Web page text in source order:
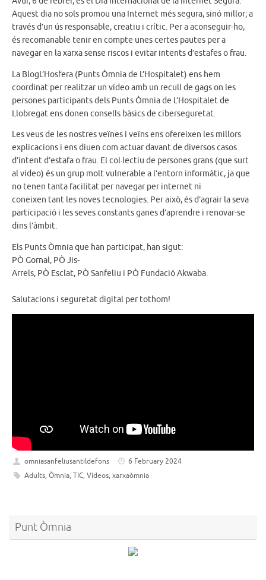
Aquest dia no sols promou una Internet més segura, sinó millor; a
través d’un ús responsable, creatiu i crític. Per a aconseguir-ho,
és recomanable tenir en compte unes certes pautes per a
navegar en la xarxa sense riscos i evitar intents d’estafes o frau.
La BlogL’Hosfera (Punts Òmnia de L’Hospitalet) ens hem
coordinat per realitzar un vídeo amb un recull de gags on les
persones participants dels Punts Òmnia de L’Hospitalet de
Llobregat ens donen consells bàsics de ciberseguretat.
Les veus de les nostres veïnes i veïns ens ofereixen les millors
explicacions i ens diuen com actuar davant de diversos casos
d’intent d’estafa o frau. El col·lectiu de persones grans (que surt
al vídeo) és un grup molt vulnerable a l’entorn informàtic, ja que
no tenen tanta facilitat per navegar per internet ni
coneixen tant les noves tecnologies. Per això, és d’agrair la seva
participació i les seves constants ganes d’aprendre i renovar-se
dins l’àmbit.
Els Punts Òmnia que han participat, han sigut:
PÒ Gornal, PÒ Jis-
Arrels, PÒ Esclat, PÒ Sanfeliu i PÒ Fundació Akwaba.
Salutacions i seguretat digital per tothom!
omniasanfeliusantildefons
6 February 2024
Adults, Òmnia, TIC, Vídeos, xarxaòmnia
Punt Òmnia